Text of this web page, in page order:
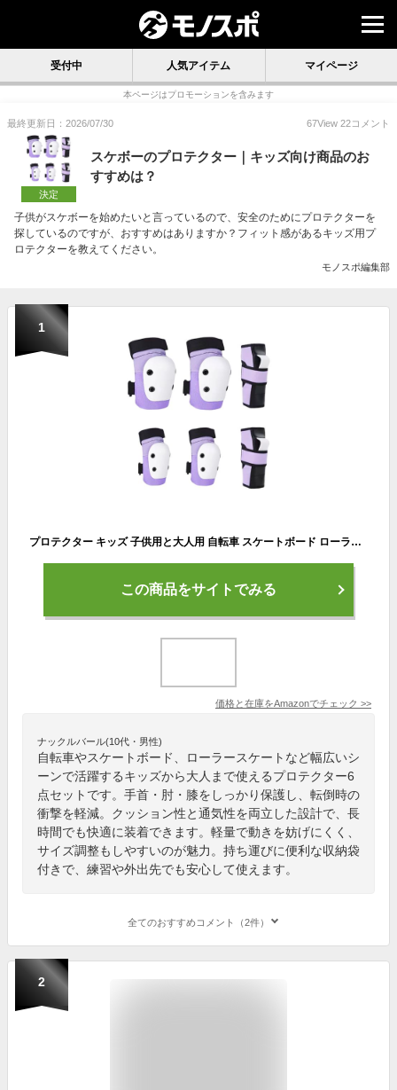
受付中 人気アイテム マイページ
本ページはプロモーションを含みます
最終更新日：2026/07/30 67View 22コメント
決定
スケボーのプロテクター｜キッズ向け商品のお
すすめは？
子供がスケボーを始めたいと言っているので、安全のためにプロテクターを
探しているのですが、おすすめはありますか？フィット感があるキッズ用プ
ロテクターを教えてください。
モノスポ編集部
1
プロテクター キッズ 子供用と大人用 自転車 スケートボード ローラースケート バイク プロテクター キッズプロテクター 6点セット 手首/肘/膝ガード 保護 収納袋付きプ (S120CM～150CM（KIDS～LADYS）)
この商品をサイトでみる
価格と在庫をAmazonでチェック >>
ナックルバール(10代・男性)
自転車やスケートボード、ローラースケートなど幅広いシ
ーンで活躍するキッズから大人まで使えるプロテクター6
点セットです。手首・肘・膝をしっかり保護し、転倒時の
衝撃を軽減。クッション性と通気性を両立した設計で、長
時間でも快適に装着できます。軽量で動きを妨げにくく、
サイズ調整もしやすいのが魅力。持ち運びに便利な収納袋
付きで、練習や外出先でも安心して使えます。
全てのおすすめコメント（2件）
2